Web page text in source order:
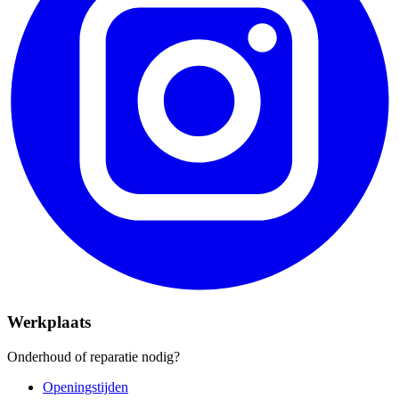
Werkplaats
Onderhoud of reparatie nodig?
Openingstijden